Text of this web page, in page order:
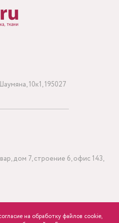
10к1, 195027
дом 7, строение 6, офис 143,
НА НОВОСТИ
на обработку файлов cookie,